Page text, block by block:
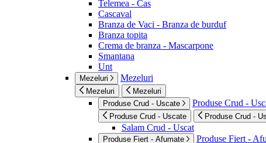
Telemea - Cas
Cascaval
Branza de Vaci - Branza de burduf
Branza topita
Crema de branza - Mascarpone
Smantana
Unt
Mezeluri Mezeluri
Mezeluri
Mezeluri
Produse Crud - Uscate
Produse Crud -
Produse Crud - Uscate Produse Crud -
Salam Crud - Uscat
Produse Fiert - Afumate Produse Fiert -